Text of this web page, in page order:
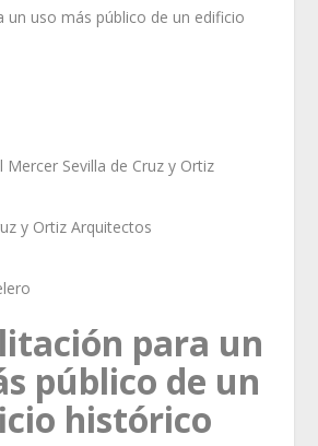
Mercer Sevilla de Cruz y Ortiz
y Ortiz Arquitectos
para un
público de un
histórico